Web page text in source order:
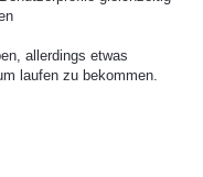
allerdings etwas
laufen zu bekommen.